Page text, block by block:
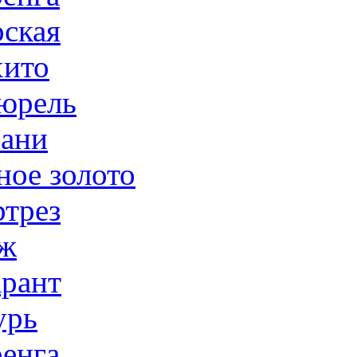
золото